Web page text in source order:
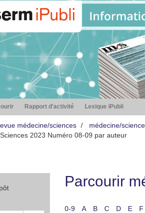
Rapport d'activité Lexique iPubli
médecine/sciences médecine/
2023 Numéro 08-09 par auteur
Parcourir
0-9 A B C D E F